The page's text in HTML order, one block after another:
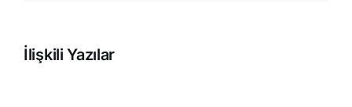
İlişkili Yazılar